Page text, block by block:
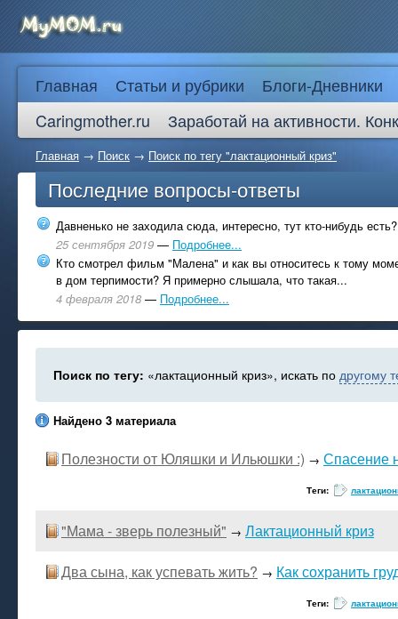
Главная Статьи и рубрики
Блоги-Дневники
Caringmother.ru
Заработай на активности.
Главная → Поиск → Поиск по тегу "лактационный криз"
Последние вопросы-ответы
Давненько не заходила сюда, интересно, тут кто-нибудь есть?
25 сентября 2019 — Подробнее...
Кто смотрел фильм "Малена" и как вы относитесь к тому
в дом терпимости? Я примерно слышала, что такая...
4 февраля 2018 — Подробнее...
Поиск по тегу: «лактационный криз», искать по другому
Найдено 3 материала
Полезности от Юляшки и Ильюшки :) → Спасение
Теги:
"Мама - зверь полезный" → Лактационный криз
Два сына, как успевать жить? → Как сохранить
Теги: